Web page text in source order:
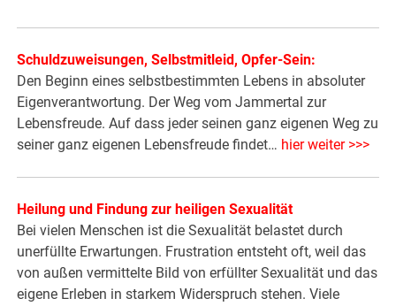
Schuldzuweisungen, Selbstmitleid, Opfer-Sein:
Den Beginn eines selbstbestimmten Lebens in absoluter
Eigenverantwortung. Der Weg vom Jammertal zur
Lebensfreude. Auf dass jeder seinen ganz eigenen Weg zu
seiner ganz eigenen Lebensfreude findet… hier weiter >>>
Heilung und Findung zur heiligen Sexualität
Bei vielen Menschen ist die Sexualität belastet durch
unerfüllte Erwartungen. Frustration entsteht oft, weil das
von außen vermittelte Bild von erfüllter Sexualität und das
eigene Erleben in starkem Widerspruch stehen. Viele